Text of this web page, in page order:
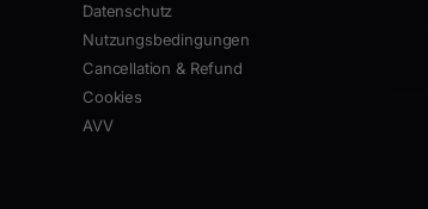
Datenschutz
Nutzungsbedingungen
Cancellation & Refund
Cookies
AVV